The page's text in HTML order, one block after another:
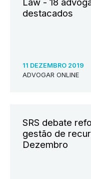
destacados
11 DEZEMBRO 2019
ADVOGAR ONLINE
SRS debate
gestão de
Dezembro